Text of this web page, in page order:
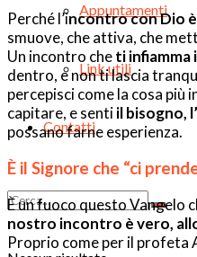
Appuntamenti
Link utili
Contatti
Perché l’incontro con Dio
smuove, che attiva, che
Un incontro cheti infiamma
dentro, e non ti lascia
percepisci come la cosa più
capitare, e sentiil bisogno,
possano farne esperienza.
È il Signore che “ci
È un fuoco questo Vangelo
nostro incontro è vero,
Proprio come per il profeta